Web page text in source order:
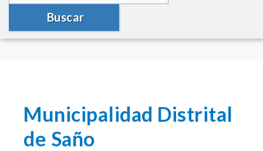
Buscar
Municipalidad Distrital
de Saño